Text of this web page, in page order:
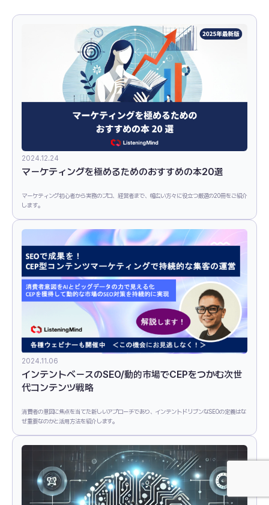
2024.12.24
マーケティングを極めるためのおすすめの本20選
マーケティング初心者から実務のプロ、経営者まで、幅広い方々に役立つ厳選の20冊をご紹介
します。
2024.11.06
インテントベースのSEO/動的市場でCEPをつかむ次世
代コンテンツ戦略
消費者の意図に焦点を当てた新しいアプローチであり、インテントドリブンなSEOの定義はな
ぜ重要なのかと活用方法を紹介します。